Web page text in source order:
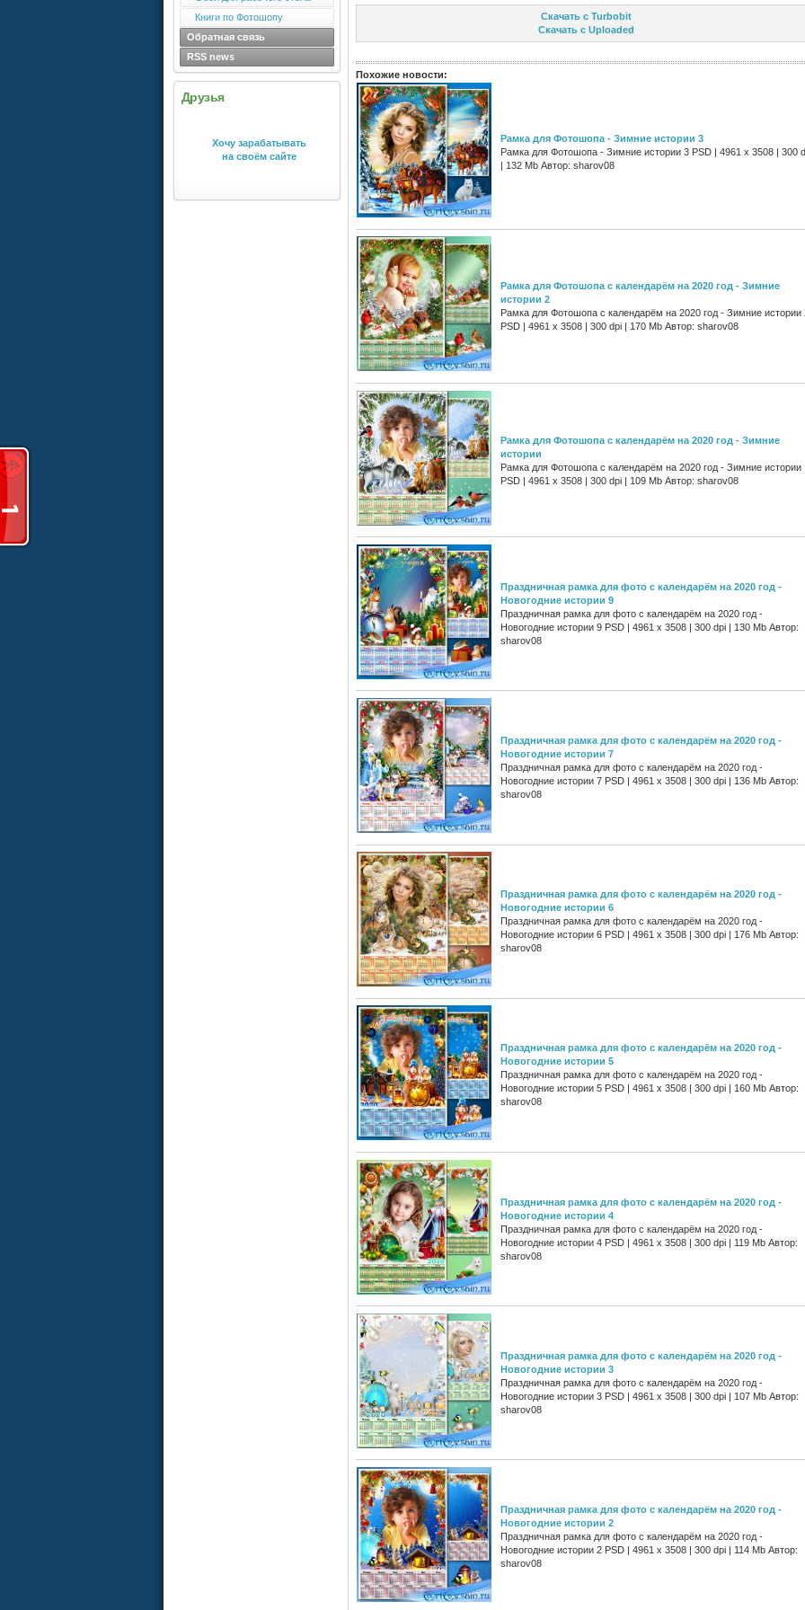
Книги по Фотошопу
Обратная связь
RSS news
Друзья
Хочу зарабатывать
на своём сайте
Скачать с Turbobit
Скачать с Uploaded
Похожие новости:
Рамка для Фотошопа - Зимние истории 3
Рамка для Фотошопа - Зимние истории 3 PSD | 4961 х 3508 | 300
| 132 Mb Автор: sharov08
Рамка для Фотошопа с календарём на 2020 год - Зимние
истории 2
Рамка для Фотошопа с календарём на 2020 год - Зимние истории
PSD | 4961 х 3508 | 300 dpi | 170 Mb Автор: sharov08
Рамка для Фотошопа с календарём на 2020 год - Зимние
истории
Рамка для Фотошопа с календарём на 2020 год - Зимние истории
PSD | 4961 х 3508 | 300 dpi | 109 Mb Автор: sharov08
Праздничная рамка для фото с календарём на 2020 год -
Новогодние истории 9
Праздничная рамка для фото с календарём на 2020 год -
Новогодние истории 9 PSD | 4961 х 3508 | 300 dpi | 130 Mb Автор:
sharov08
Праздничная рамка для фото с календарём на 2020 год -
Новогодние истории 7
Праздничная рамка для фото с календарём на 2020 год -
Новогодние истории 7 PSD | 4961 х 3508 | 300 dpi | 136 Mb Автор:
sharov08
Праздничная рамка для фото с календарём на 2020 год -
Новогодние истории 6
Праздничная рамка для фото с календарём на 2020 год -
Новогодние истории 6 PSD | 4961 х 3508 | 300 dpi | 176 Mb Автор:
sharov08
Праздничная рамка для фото с календарём на 2020 год -
Новогодние истории 5
Праздничная рамка для фото с календарём на 2020 год -
Новогодние истории 5 PSD | 4961 х 3508 | 300 dpi | 160 Mb Автор:
sharov08
Праздничная рамка для фото с календарём на 2020 год -
Новогодние истории 4
Праздничная рамка для фото с календарём на 2020 год -
Новогодние истории 4 PSD | 4961 х 3508 | 300 dpi | 119 Mb Автор:
sharov08
Праздничная рамка для фото с календарём на 2020 год -
Новогодние истории 3
Праздничная рамка для фото с календарём на 2020 год -
Новогодние истории 3 PSD | 4961 х 3508 | 300 dpi | 107 Mb Автор:
sharov08
Праздничная рамка для фото с календарём на 2020 год -
Новогодние истории 2
Праздничная рамка для фото с календарём на 2020 год -
Новогодние истории 2 PSD | 4961 х 3508 | 300 dpi | 114 Mb Автор:
sharov08